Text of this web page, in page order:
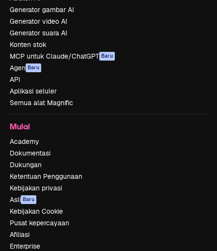
Generator gambar AI
Generator video AI
Generator suara AI
Konten stok
MCP untuk Claude/ChatGPT Baru
Agen Baru
API
Aplikasi seluler
Semua alat Magnific
Mulai
Academy
Dokumentasi
Dukungan
Ketentuan Penggunaan
Kebijakan privasi
Asli Baru
Kebijakan Cookie
Pusat kepercayaan
Afiliasi
Enterprise